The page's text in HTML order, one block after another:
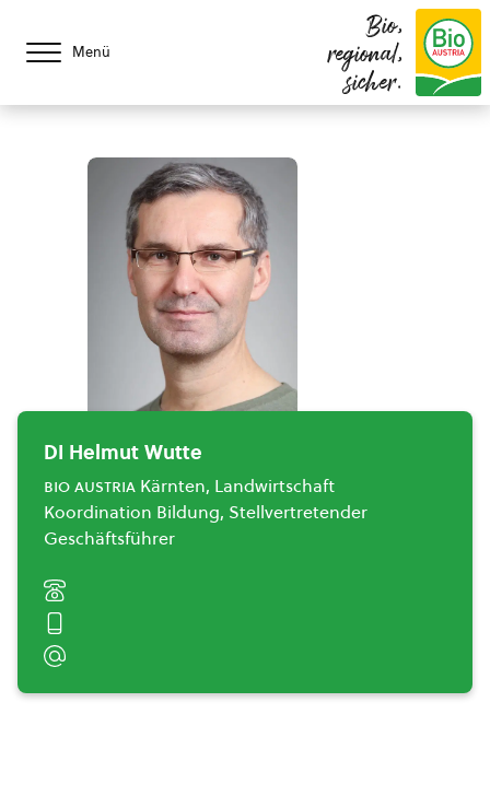
Menü
Bio,
regional,
sicher.
DI Helmut Wutte
bio austria Kärnten, Landwirtschaft
Koordination Bildung, Stellvertretender
Geschäftsführer